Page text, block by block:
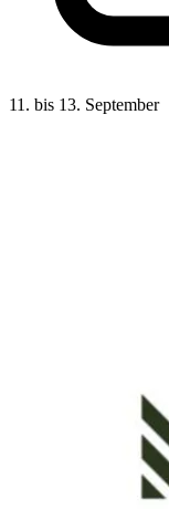
11. bis 13. September